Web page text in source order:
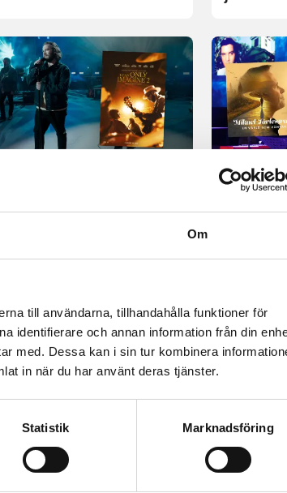
Om
till användarna, tillhandahålla funktioner för
identifierare och annan information från din
med. Dessa kan i sin tur kombinera
in när du har använt deras tjänster.
Statistik Marknadsföring
I can only imagine
tranståget på?
Hur ser